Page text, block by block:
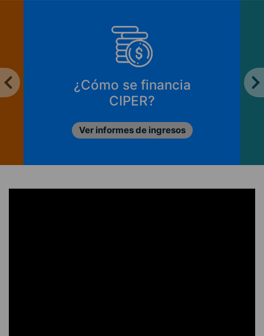
¿Cómo se financia
CIPER?
Ver informes de ingresos